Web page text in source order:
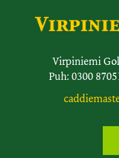
Virpiniemi
Puh: 0300